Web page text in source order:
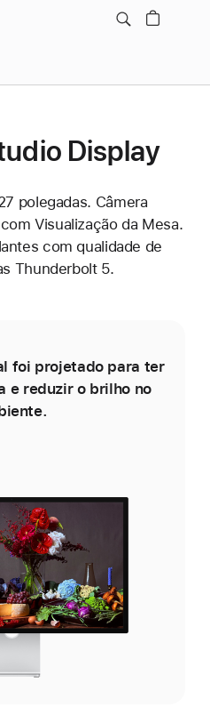
Display
polegadas. Câmera
Visualização da Mesa.
com qualidade de
Thunderbolt 5.
foi projetado para ter
e reduzir o brilho no